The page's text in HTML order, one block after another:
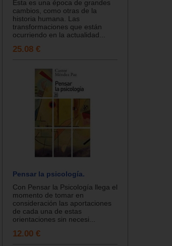
Esta es una época de grandes
cambios, como otras de la
historia humana. Las
transformaciones que están
ocurriendo en la actualidad...
25.08 €
Pensar la psicología.
Con Pensar la Psicología llega el
momento de tomar en
consideración las aportaciones
de cada una de estas
orientaciones sin necesi...
12.00 €